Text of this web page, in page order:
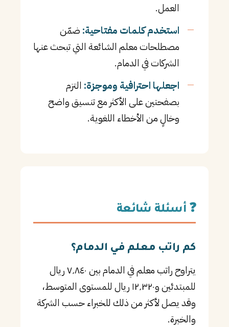
العمل.
استخدم كلمات مفتاحية: ضمّن
مصطلحات معلم الشائعة التي تبحث عنها
الشركات في الدمام.
اجعلها احترافية وموجزة: التزم
بصفحتين على الأكثر مع تنسيق واضح
وخالٍ من الأخطاء اللغوية.
❓ أسئلة شائعة
كم راتب معلم في الدمام؟
يتراوح راتب معلم في الدمام بين ٧٬٨٤٠ ريال
للمبتدئين و١٢٬٣٢٠ ريال للمستوى المتوسط،
وقد يصل لأكثر من ذلك للخبراء حسب الشركة
والخبرة.